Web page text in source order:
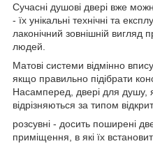
Сучасні душові двері вже
- їх унікальні технічні та
лаконічний зовнішній вигляд
людей.
Матові системи відмінно
якщо правильно підібрати
Насамперед, двері для душу,
відрізняються за типом
розсувні - досить поширені
приміщення, в які їх